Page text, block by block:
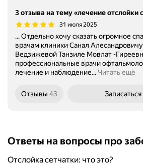
3 отзыва на тему «лечение отслойки
31 июля 2025
... Отдельно хочу сказать огромное
врачам клиники Санал
Ведзижевой Танзиле Мовлат -Гиреевне
профессиональные врачи
лечение и наблюдение... Читать ещё
Отзывы 43 Записаться
Ответы на вопросы про
Отслойка сетчатки: что это?